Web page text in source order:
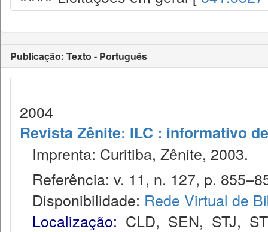
Publicação: Texto - Português
2004
Revista Zênite: ILC : informativo
Imprenta: Curitiba, Zênite, 2003.
Referência: v. 11, n. 127, p.
Disponibilidade: Rede Virtual de
Localização: CLD, SEN, STJ,